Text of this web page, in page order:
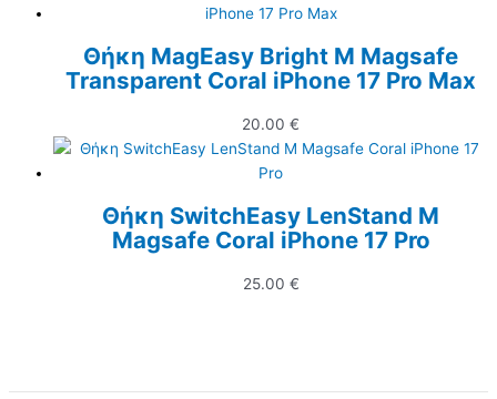
Θήκη MagEasy Bright M Magsafe
Transparent Coral iPhone 17 Pro Max
20.00 €
Θήκη SwitchEasy LenStand M
Magsafe Coral iPhone 17 Pro
25.00 €